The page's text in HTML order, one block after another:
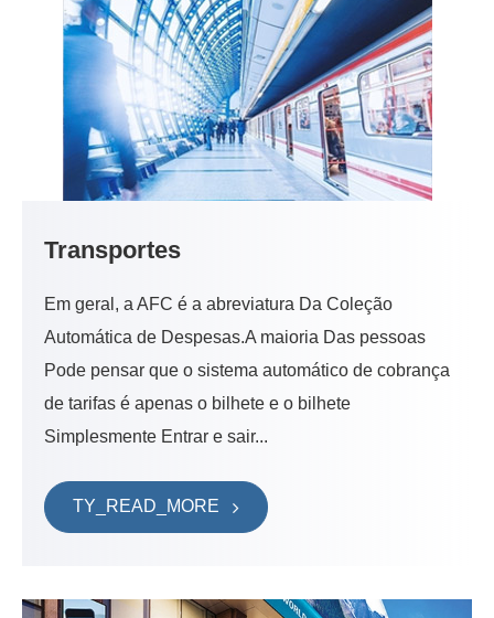
Transportes
Em geral, a AFC é a abreviatura Da Coleção
Automática de Despesas.A maioria Das pessoas
Pode pensar que o sistema automático de cobrança
de tarifas é apenas o bilhete e o bilhete
Simplesmente Entrar e sair...
TY_READ_MORE